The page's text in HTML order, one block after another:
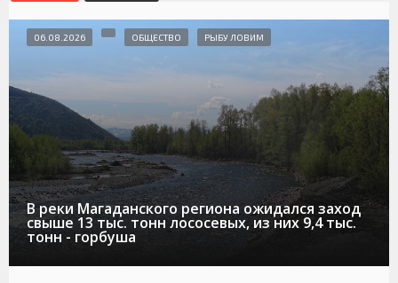
В реки Магаданского региона ожидался заход
свыше 13 тыс. тонн лососевых, из них 9,4 тыс.
тонн - горбуша
06.08.2026 ОБЩЕСТВО РЫБУ ЛОВИМ